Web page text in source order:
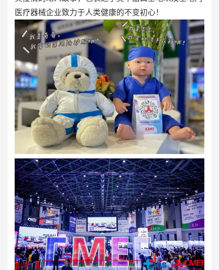
医疗器械企业致力于人类健康的不变初心！